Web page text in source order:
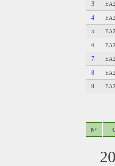
3
4
5
6
7
8
9
Nº